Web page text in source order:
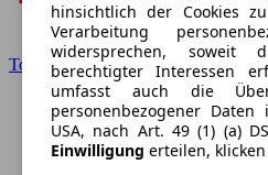
Toyota
hinsichtlich der Cookies
Verarbeitung
widersprechen, soweit
berechtigter Interessen
umfasst auch die
personenbezogener
USA, nach Art. 49 (1) (a)
Einwilligung erteilen,